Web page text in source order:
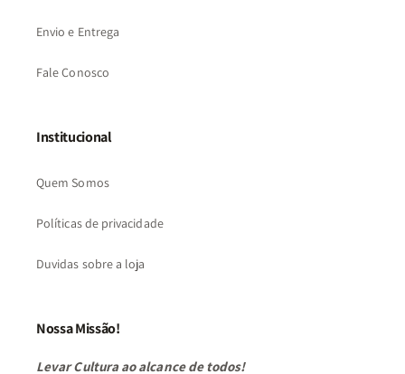
Envio e Entrega
Fale Conosco
Institucional
Quem Somos
Políticas de privacidade
Duvidas sobre a loja
Nossa Missão!
Levar Cultura ao alcance de todos!